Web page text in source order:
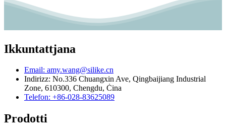
Ikkuntattjana
Email: amy.wang@silike.cn
Indirizz: No.336 Chuangxin Ave, Qingbaijiang Industrial
Zone, 610300, Chengdu, Ċina
Telefon: +86-028-83625089
Prodotti